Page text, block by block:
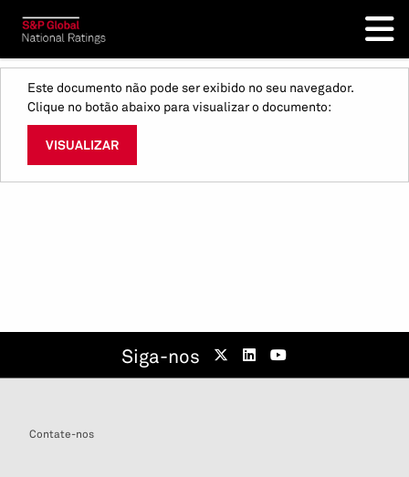
Este documento não pode ser exibido no seu navegador.
Clique no botão abaixo para visualizar o documento:
VISUALIZAR
Siga-nos
Contate-nos